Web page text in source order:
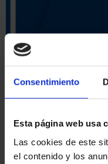
Consentimiento
Esta página web usa
Las cookies de este
el contenido y los